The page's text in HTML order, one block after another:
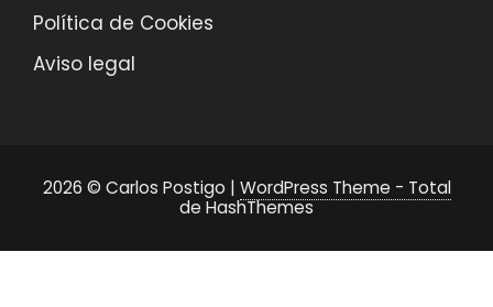
Política de Cookies
Aviso legal
2026 © Carlos Postigo | WordPress Theme - Total
de HashThemes